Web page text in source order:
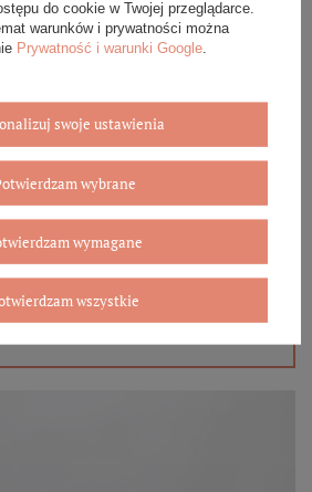
opakowanie gratis
zakupione w sklepie internetowym
gotowy do wręczenia upominek. Do
elegancką torebkę. Rozmiary i wzory
względu na wybrany asortyment.
do cookie w Twojej przeglądarce.
warunków i prywatności można
Prywatność i warunki Google
swoje ustawienia
wybrane
wymagane
wszystkie